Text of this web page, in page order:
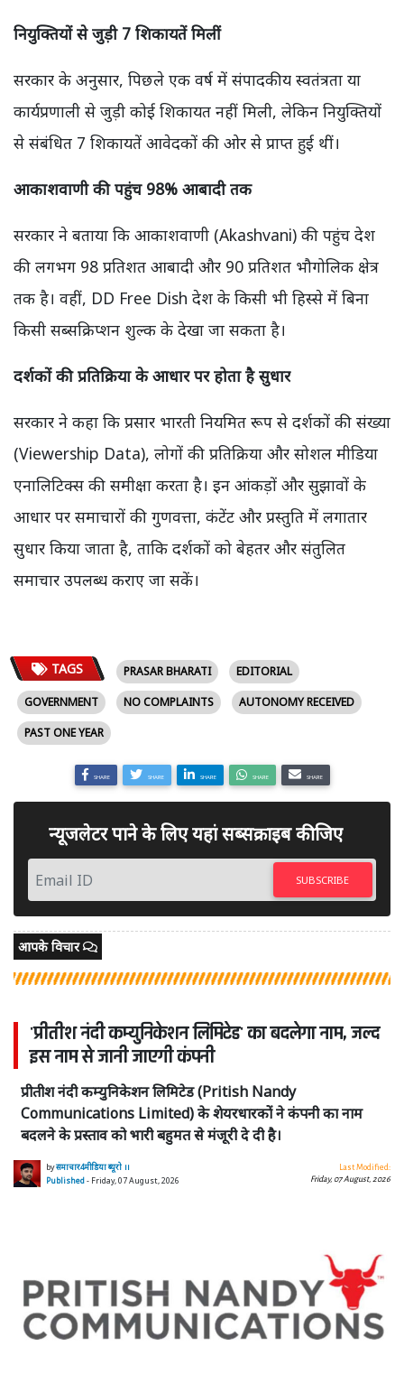
नियुक्तियों से जुड़ी 7 शिकायतें मिलीं
सरकार के अनुसार, पिछले एक वर्ष में संपादकीय स्वतंत्रता या
कार्यप्रणाली से जुड़ी कोई शिकायत नहीं मिली, लेकिन नियुक्तियों
से संबंधित 7 शिकायतें आवेदकों की ओर से प्राप्त हुई थीं।
आकाशवाणी की पहुंच 98% आबादी तक
सरकार ने बताया कि आकाशवाणी (Akashvani) की पहुंच देश
की लगभग 98 प्रतिशत आबादी और 90 प्रतिशत भौगोलिक क्षेत्र
तक है। वहीं, DD Free Dish देश के किसी भी हिस्से में बिना
किसी सब्सक्रिप्शन शुल्क के देखा जा सकता है।
दर्शकों की प्रतिक्रिया के आधार पर होता है सुधार
सरकार ने कहा कि प्रसार भारती नियमित रूप से दर्शकों की संख्या
(Viewership Data), लोगों की प्रतिक्रिया और सोशल मीडिया
एनालिटिक्स की समीक्षा करता है। इन आंकड़ों और सुझावों के
आधार पर समाचारों की गुणवत्ता, कंटेंट और प्रस्तुति में लगातार
सुधार किया जाता है, ताकि दर्शकों को बेहतर और संतुलित
समाचार उपलब्ध कराए जा सकें।
TAGS PRASAR BHARATI
EDITORIAL
GOVERNMENT
NO COMPLAINTS
AUTONOMY RECEIVED
PAST ONE YEAR
SHARE SHARE SHARE SHARE SHARE
न्यूजलेटर पाने के लिए यहां सब्सक्राइब कीजिए
SUBSCRIBE
आपके विचार
'प्रीतीश नंदी कम्युनिकेशन लिमिटेड' का बदलेगा नाम, जल्द
इस नाम से जानी जाएगी कंपनी
प्रीतीश नंदी कम्युनिकेशन लिमिटेड (Pritish Nandy
Communications Limited) के शेयरधारकों ने कंपनी का नाम
बदलने के प्रस्ताव को भारी बहुमत से मंजूरी दे दी है।
byसमाचार4मीडिया ब्यूरो ।।
Published- Friday, 07 August, 2026
Last Modified:
Friday, 07 August, 2026